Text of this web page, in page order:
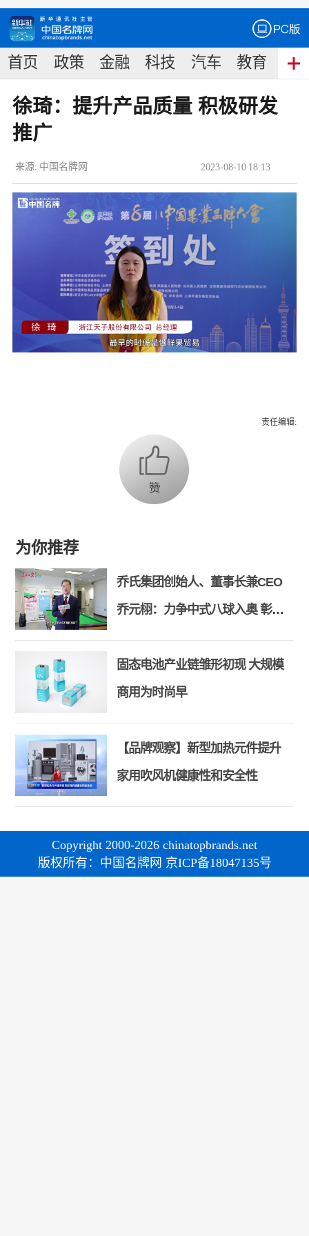
首页 政策 金融 科技 汽车 教育 食
徐琦：提升产品质量 积极研发
推广
2023-08-10 18:13
来源: 中国名牌网
责任编辑:
为你推荐
乔氏集团创始人、董事长兼CEO
乔元栩：力争中式八球入奥 彰显
和合共生精神
固态电池产业链雏形初现 大规模
商用为时尚早
【品牌观察】新型加热元件提升
家用吹风机健康性和安全性
Copyright 2000-2026 chinatopbrands.net
版权所有：中国名牌网 京ICP备18047135号